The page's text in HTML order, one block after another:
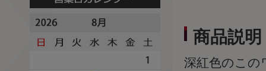
商品説明
深紅色のこの